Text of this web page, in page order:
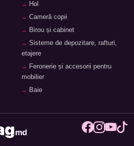
Hol
Cameră copii
Birou și cabinet
Sisteme de depozitare, rafturi,
etajere
Feronerie și accesorii pentru
mobilier
Baie